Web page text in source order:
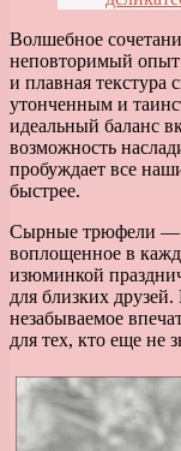
Волшебное
неповторимый
и плавная текстура
утонченным и
идеальный баланс
возможность
пробуждает все
быстрее.
Сырные трюфели —
воплощенное в
изюминкой
для близких
незабываемое
для тех, кто еще не